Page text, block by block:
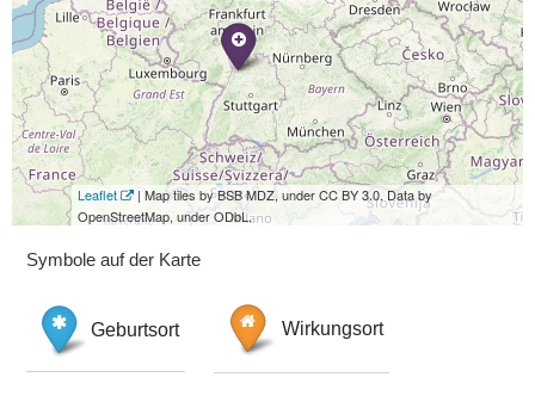
Leaflet
| Map tiles by BSB MDZ, under CC BY 3.0. Data by
OpenStreetMap, under ODbL.
Symbole auf der Karte
Geburtsort Wirkungsort